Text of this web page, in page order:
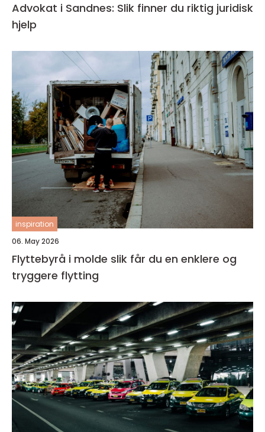
Advokat i Sandnes: Slik finner du riktig juridisk
hjelp
inspiration
06. May 2026
Flyttebyrå i molde slik får du en enklere og
tryggere flytting